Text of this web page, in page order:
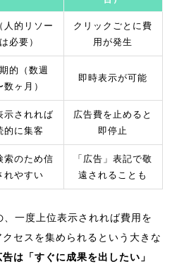
人的リソー
必要）
クリックごとに費
用が発生
的（数週
数ヶ月）
即時表示が可能
示されれば
的に集客
広告費を止めると
即停止
索のため信
れやすい
「広告」表記で敬
遠されることも
一度上位表示されれば費用を
セスを集められるという大きな
告は「すぐに成果を出したい」